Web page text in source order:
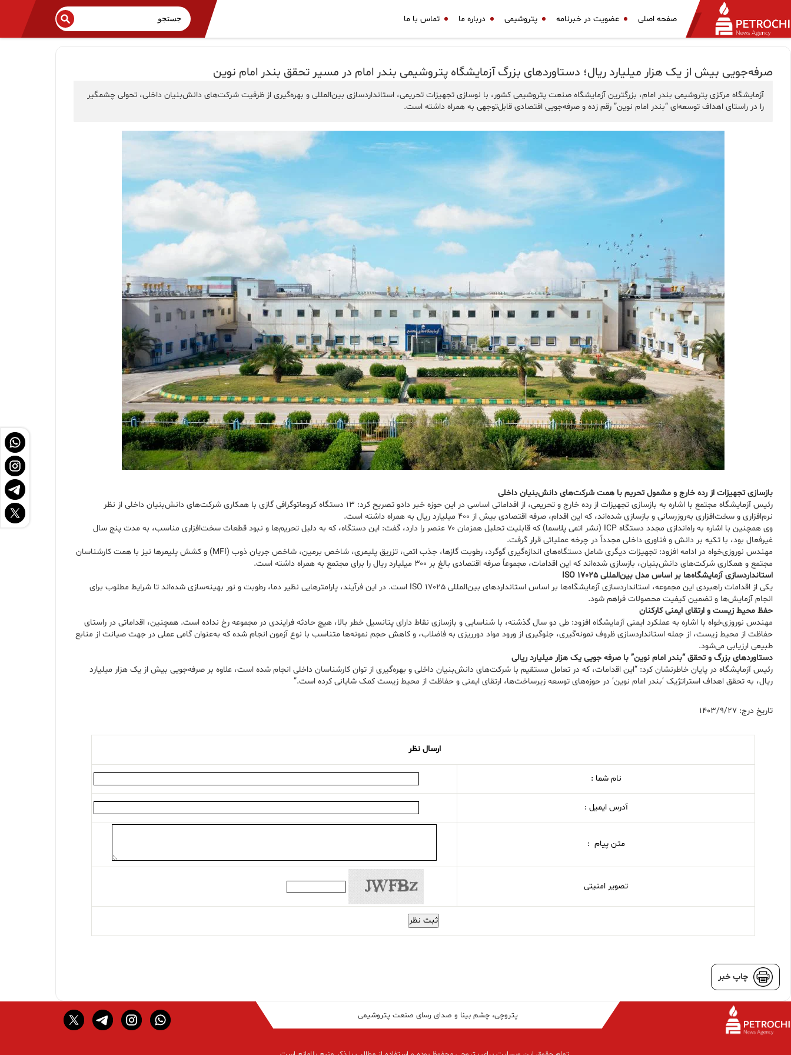
صفحه اصلی عضویت در خبرنامه پتروشیمی درباره ما تماس با ما
صرفه‌جویی بیش از یک هزار میلیارد ریال؛ دستاوردهای بزرگ آزمایشگاه پتروشیمی بندر امام در مسیر تحقق بندر امام نوین
آزمایشگاه مرکزی پتروشیمی بندر امام، بزرگترین آزمایشگاه صنعت پتروشیمی کشور، با نوسازی تجهیزات تحریمی، استانداردسازی بین‌المللی و بهره‌گیری از ظرفیت شرکت‌های دانش‌بنیان داخلی، تحولی چشمگیر
را در راستای اهداف توسعه‌ای “بندر امام نوین” رقم زده و صرفه‌جویی اقتصادی قابل‌توجهی به همراه داشته است.
بازسازی تجهیزات از رده خارج و مشمول تحریم با همت شرکت‌های دانش‌بنیان داخلی
رئیس آزمایشگاه مجتمع با اشاره به بازسازی تجهیزات از رده خارج و تحریمی، از اقداماتی اساسی در این حوزه خبر دادو تصریح کرد: ۱۳ دستگاه کروماتوگرافی گازی با همکاری شرکت‌های دانش‌بنیان داخلی از نظر
نرم‌افزاری و سخت‌افزاری به‌روزرسانی و بازسازی شده‌اند، که این اقدام، صرفه اقتصادی بیش از ۴۰۰ میلیارد ریال به همراه داشته است.
وی همچنین با اشاره به راه‌اندازی مجدد دستگاه ICP (نشر اتمی پلاسما) که قابلیت تحلیل همزمان ۷۰ عنصر را دارد، گفت: این دستگاه، که به دلیل تحریم‌ها و نبود قطعات سخت‌افزاری مناسب، به مدت پنج سال
غیرفعال بود، با تکیه بر دانش و فناوری داخلی مجدداً در چرخه عملیاتی قرار گرفت.
مهندس نوروزی‌خواه در ادامه افزود: تجهیزات دیگری شامل دستگاه‌های اندازه‌گیری گوگرد، رطوبت گازها، جذب اتمی، تزریق پلیمری، شاخص برمین، شاخص جریان ذوب (MFI) و کشش پلیمرها نیز با همت کارشناسان
مجتمع و همکاری شرکت‌های دانش‌بنیان، بازسازی شده‌اند که این اقدامات، مجموعاً صرفه اقتصادی بالغ بر ۳۰۰ میلیارد ریال را برای مجتمع به همراه داشته است.
استانداردسازی آزمایشگاه‌ها بر اساس مدل بین‌المللی ISO 17025
یکی از اقدامات راهبردی این مجموعه، استانداردسازی آزمایشگاه‌ها بر اساس استانداردهای بین‌المللی ISO 17025 است. در این فرآیند، پارامترهایی نظیر دما، رطوبت و نور بهینه‌سازی شده‌اند تا شرایط مطلوب برای
انجام آزمایش‌ها و تضمین کیفیت محصولات فراهم شود.
حفظ محیط زیست و ارتقای ایمنی کارکنان
مهندس نوروزی‌خواه با اشاره به عملکرد ایمنی آزمایشگاه افزود: طی دو سال گذشته، با شناسایی و بازسازی نقاط دارای پتانسیل خطر بالا، هیچ حادثه فرایندی در مجموعه رخ نداده است. همچنین، اقداماتی در راستای
حفاظت از محیط زیست، از جمله استانداردسازی ظروف نمونه‌گیری، جلوگیری از ورود مواد دورریزی به فاضلاب، و کاهش حجم نمونه‌ها متناسب با نوع آزمون انجام شده که به‌عنوان گامی عملی در جهت صیانت از منابع
طبیعی ارزیابی می‌شود.
دستاوردهای بزرگ و تحقق “بندر امام نوین” با صرفه جویی یک هزار میلیارد ریالی
رئیس آزمایشگاه در پایان خاطرنشان کرد: “این اقدامات، که در تعامل مستقیم با شرکت‌های دانش‌بنیان داخلی و بهره‌گیری از توان کارشناسان داخلی انجام شده است، علاوه بر صرفه‌جویی بیش از یک هزار میلیارد
ریال، به تحقق اهداف استراتژیک ‘بندر امام نوین’ در حوزه‌های توسعه زیرساخت‌ها، ارتقای ایمنی و حفاظت از محیط زیست کمک شایانی کرده است.”
تاریخ درج: 1403/9/27
ارسال نظر
نام شما :
آدرس ایمیل :
متن پیام :
تصویر امنیتی
ثبت نظر
چاپ خبر
پتروچی، چشم بینا و صدای رسای صنعت پتروشیمی